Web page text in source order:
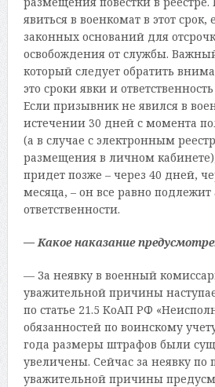
явиться в военкомат в этот срок,
законных оснований для
освобождения от службы.
который следует обратить
это сроки явки и
Если призывник не явился в
истечении 30 дней с момента
(а в случае с электронным
размещения в личном
придет позже – через 40 дней,
месяца, – он все равно
ответственности.
— Какое наказание
— За неявку в военный
уважительной причины
по статье 21.5 КоАП РФ
обязанностей по воинскому
года размеры штрафов были
увеличены. Сейчас за неявку по
уважительной причины